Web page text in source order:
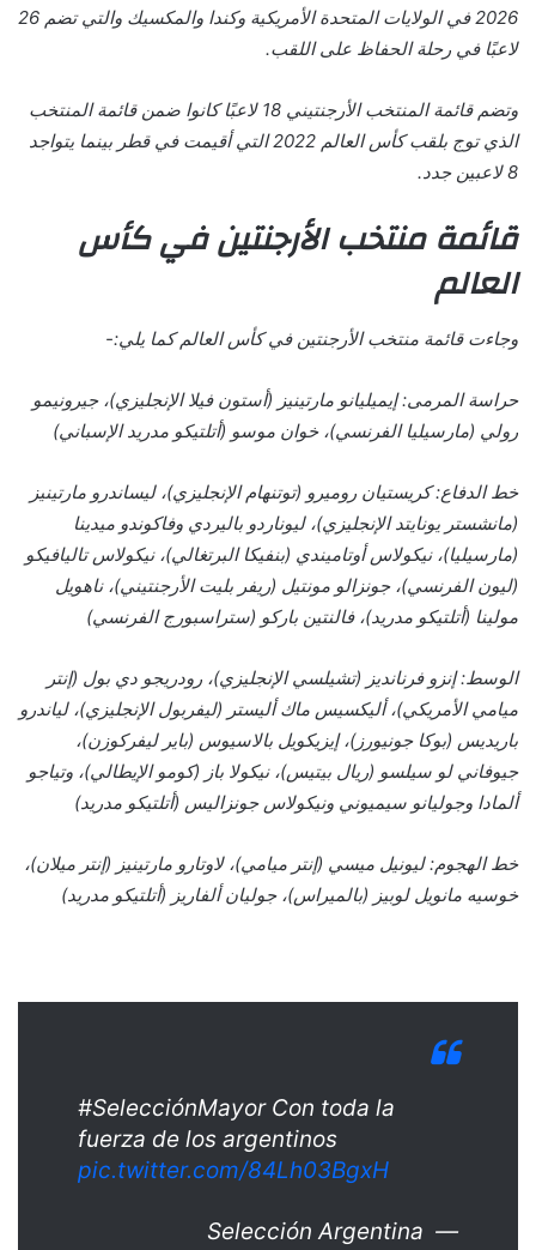
2026 في الولايات المتحدة الأمريكية وكندا والمكسيك والتي تضم 26
لاعبًا في رحلة الحفاظ على اللقب.
وتضم قائمة المنتخب الأرجنتيني 18 لاعبًا كانوا ضمن قائمة المنتخب
الذي توج بلقب كأس العالم 2022 التي أقيمت في قطر بينما يتواجد
8 لاعبين جدد.
قائمة منتخب الأرجنتين في كأس
العالم
وجاءت قائمة منتخب الأرجنتين في كأس العالم كما يلي:-
حراسة المرمى: إيميليانو مارتينيز (أستون فيلا الإنجليزي)، جيرونيمو
رولي (مارسيليا الفرنسي)، خوان موسو (أتلتيكو مدريد الإسباني)
خط الدفاع: كريستيان روميرو (توتنهام الإنجليزي)، ليساندرو مارتينيز
(مانشستر يونايتد الإنجليزي)، ليوناردو باليردي وفاكوندو ميدينا
(مارسيليا)، نيكولاس أوتاميندي (بنفيكا البرتغالي)، نيكولاس تاليافيكو
(ليون الفرنسي)، جونزالو مونتيل (ريفر بليت الأرجنتيني)، ناهويل
مولينا (أتلتيكو مدريد)، فالنتين باركو (ستراسبورج الفرنسي)
الوسط: إنزو فرنانديز (تشيلسي الإنجليزي)، رودريجو دي بول (إنتر
ميامي الأمريكي)، أليكسيس ماك أليستر (ليفربول الإنجليزي)، لياندرو
باريديس (بوكا جونيورز)، إيزيكويل بالاسيوس (باير ليفركوزن)،
جيوفاني لو سيلسو (ريال بيتيس)، نيكولا باز (كومو الإيطالي)، وتياجو
ألمادا وجوليانو سيميوني ونيكولاس جونزاليس (أتلتيكو مدريد)
خط الهجوم: ليونيل ميسي (إنتر ميامي)، لاوتارو مارتينيز (إنتر ميلان)،
خوسيه مانويل لوبيز (بالميراس)، جوليان ألفاريز (أتلتيكو مدريد)
#SelecciónMayor Con toda la
fuerza de los argentinos
pic.twitter.com/84Lh03BgxH
— Selección Argentina